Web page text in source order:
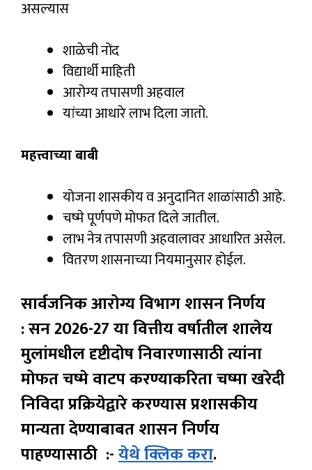
असल्यास
शाळेची नोंद
विद्यार्थी माहिती
आरोग्य तपासणी अहवाल
यांच्या आधारे लाभ दिला जातो.
महत्त्वाच्या बाबी
योजना शासकीय व अनुदानित शाळांसाठी आहे.
चष्मे पूर्णपणे मोफत दिले जातील.
लाभ नेत्र तपासणी अहवालावर आधारित असेल.
वितरण शासनाच्या नियमानुसार होईल.
सार्वजनिक आरोग्य विभाग शासन निर्णय
: सन 2026-27 या वित्तीय वर्षातील शालेय
मुलांमधील दृष्टीदोष निवारणासाठी त्यांना
मोफत चष्मे वाटप करण्याकरिता चष्मा खरेदी
निविदा प्रक्रियेद्वारे करण्यास प्रशासकीय
मान्यता देण्याबाबत शासन निर्णय
पाहण्यासाठी :-येथे क्लिक करा.